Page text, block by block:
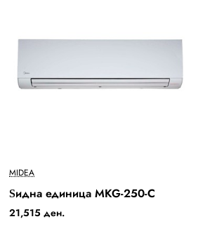
Бесплатна Достава
MIDEA
Ѕидна единица MKG-250-C
21,515 ден.